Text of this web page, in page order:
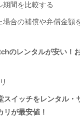
期間を比較する
場合の補償や弁償金額
のレンタルが安い！
スイッチをレンタル・
リが最安値！